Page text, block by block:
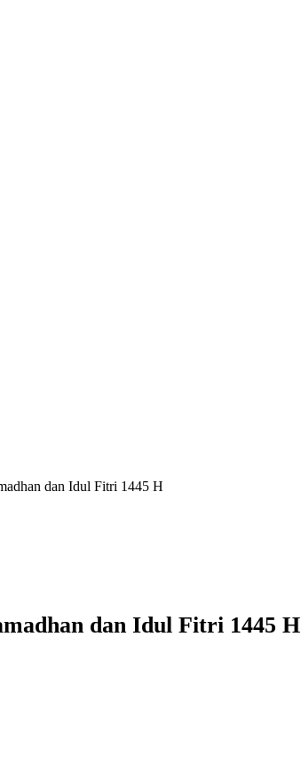
dan Idul Fitri 1445 H
dan Idul Fitri 1445 H